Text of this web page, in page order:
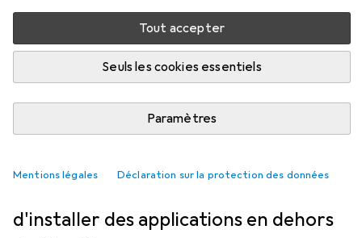
Tout accepter
Seuls les cookies essentiels
Paramètres
Mentions légales Déclaration sur la protection des données
traduction automatique
Google voulait supprimer
complètement le sideloading, mais a
changé d'avis suite aux protestations.
d'installer des applications en dehors